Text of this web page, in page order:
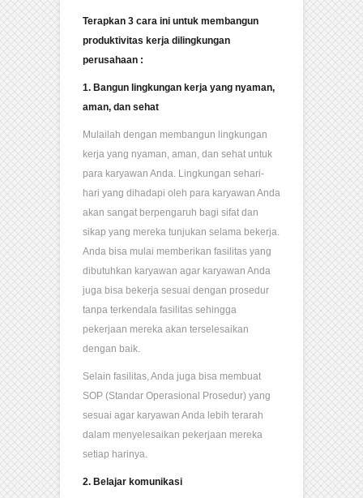
Terapkan 3 cara ini untuk membangun
produktivitas kerja dilingkungan
perusahaan :
1. Bangun lingkungan kerja yang nyaman,
aman, dan sehat
Mulailah dengan membangun lingkungan
kerja yang nyaman, aman, dan sehat untuk
para karyawan Anda. Lingkungan sehari-
hari yang dihadapi oleh para karyawan Anda
akan sangat berpengaruh bagi sifat dan
sikap yang mereka tunjukan selama bekerja.
Anda bisa mulai memberikan fasilitas yang
dibutuhkan karyawan agar karyawan Anda
juga bisa bekerja sesuai dengan prosedur
tanpa terkendala fasilitas sehingga
pekerjaan mereka akan terselesaikan
dengan baik.
Selain fasilitas, Anda juga bisa membuat
SOP (Standar Operasional Prosedur) yang
sesuai agar karyawan Anda lebih terarah
dalam menyelesaikan pekerjaan mereka
setiap harinya.
2. Belajar komunikasi